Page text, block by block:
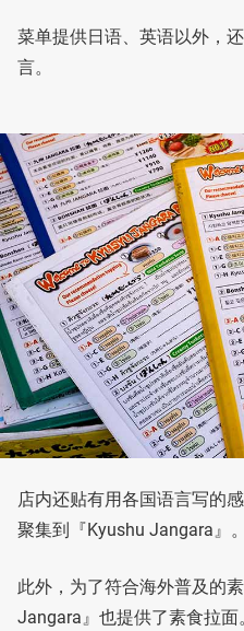
菜单提供日语、英语以外，
言。
店内还贴有用各国语言写的
聚集到『Kyushu Jangara』。
此外，为了符合海外普及的
Jangara』也提供了素食拉面